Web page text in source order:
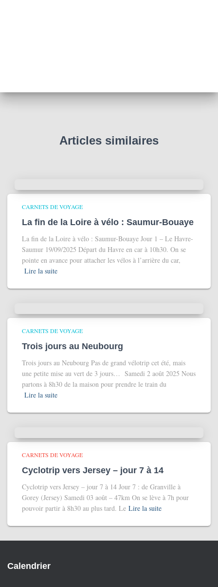
Articles similaires
CARNETS DE VOYAGE
La fin de la Loire à vélo : Saumur-Bouaye
La fin de la Loire à vélo : Saumur-Bouaye Jour 1 – Le Havre-
Saumur 19/09/2025 Départ du Havre en car à 10h30. On se
pointe en avance pour attacher les vélos à l’arrière du car,
Lire la suite
CARNETS DE VOYAGE
Trois jours au Neubourg
Trois jours au Neubourg Pas de grand vélotrip cet été, mais
une petite mise au vert de 3 jours… Samedi 2 août 2025 Nous
partons à 8h30 de la maison pour prendre le train du
Lire la suite
CARNETS DE VOYAGE
Cyclotrip vers Jersey – jour 7 à 14
Cyclotrip vers Jersey – jour 7 à 14 Jour 7 : de Granville à
Gorey (Jersey) Samedi 03 août – 47km On se lève à 7h pour
pouvoir partir à 8h30 au plus tard. Le Lire la suite
Calendrier